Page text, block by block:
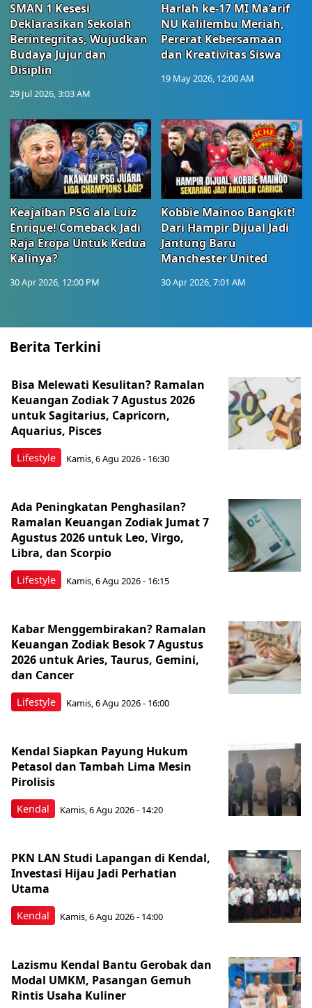
SMAN 1 Kesesi
Deklarasikan Sekolah
Berintegritas, Wujudkan
Budaya Jujur dan
Disiplin
29 Jul 2026, 3:03 AM
Harlah ke-17 MI Ma’arif
NU Kalilembu Meriah,
Pererat Kebersamaan
dan Kreativitas Siswa
19 May 2026, 12:00 AM
Keajaiban PSG ala Luiz
Enrique! Comeback Jadi
Raja Eropa Untuk Kedua
Kalinya?
30 Apr 2026, 12:00 PM
Kobbie Mainoo Bangkit!
Dari Hampir Dijual Jadi
Jantung Baru
Manchester United
30 Apr 2026, 7:01 AM
Berita Terkini
Lifestyle
Bisa Melewati Kesulitan? Ramalan
Keuangan Zodiak 7 Agustus 2026
untuk Sagitarius, Capricorn,
Aquarius, Pisces
Kamis, 6 Agu 2026 - 16:30
Lifestyle
Ada Peningkatan Penghasilan?
Ramalan Keuangan Zodiak Jumat 7
Agustus 2026 untuk Leo, Virgo,
Libra, dan Scorpio
Kamis, 6 Agu 2026 - 16:15
Lifestyle
Kabar Menggembirakan? Ramalan
Keuangan Zodiak Besok 7 Agustus
2026 untuk Aries, Taurus, Gemini,
dan Cancer
Kamis, 6 Agu 2026 - 16:00
Kendal
Kendal Siapkan Payung Hukum
Petasol dan Tambah Lima Mesin
Pirolisis
Kamis, 6 Agu 2026 - 14:20
Kendal
PKN LAN Studi Lapangan di Kendal,
Investasi Hijau Jadi Perhatian
Utama
Kamis, 6 Agu 2026 - 14:00
Lazismu Kendal Bantu Gerobak dan
Modal UMKM, Pasangan Gemuh
Rintis Usaha Kuliner